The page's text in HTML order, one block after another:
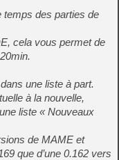
temps des parties de
cela vous permet de
une liste à part.
à la nouvelle,
liste « Nouveaux
de MAME et
que d’une 0.162 vers